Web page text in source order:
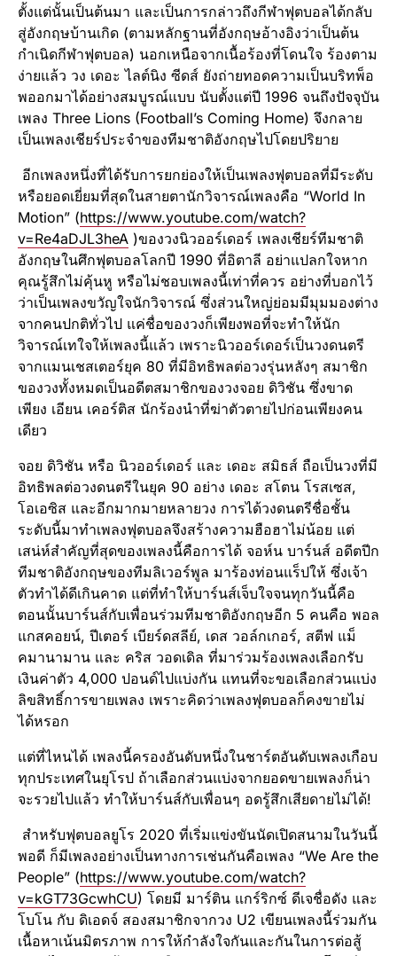
ตั้งแต่นั้นเป็นต้นมา และเป็นการกล่าวถึงกีฬาฟุตบอลได้กลับ
สู่อังกฤษบ้านเกิด (ตามหลักฐานที่อังกฤษอ้างอิงว่าเป็นต้น
กำเนิดกีฬาฟุตบอล) นอกเหนือจากเนื้อร้องที่โดนใจ ร้องตาม
ง่ายแล้ว วง เดอะ ไลต์นิง ซีดส์ ยังถ่ายทอดความเป็นบริทพ็อ
พออกมาได้อย่างสมบูรณ์แบบ นับตั้งแต่ปี 1996 จนถึงปัจจุบัน
เพลง Three Lions (Football’s Coming Home) จึงกลาย
เป็นเพลงเชียร์ประจำของทีมชาติอังกฤษไปโดยปริยาย
อีกเพลงหนึ่งที่ได้รับการยกย่องให้เป็นเพลงฟุตบอลที่มีระดับ
หรือยอดเยี่ยมที่สุดในสายตานักวิจารณ์เพลงคือ “World In
Motion” (https://www.youtube.com/watch?
v=Re4aDJL3heA )ของวงนิวออร์เดอร์ เพลงเชียร์ทีมชาติ
อังกฤษในศึกฟุตบอลโลกปี 1990 ที่อิตาลี อย่าแปลกใจหาก
คุณรู้สึกไม่คุ้นหู หรือไม่ชอบเพลงนี้เท่าที่ควร อย่างที่บอกไว้
ว่าเป็นเพลงขวัญใจนักวิจารณ์ ซึ่งส่วนใหญ่ย่อมมีมุมมองต่าง
จากคนปกติทั่วไป แค่ชื่อของวงก็เพียงพอที่จะทำให้นัก
วิจารณ์เทใจให้เพลงนี้แล้ว เพราะนิวออร์เดอร์เป็นวงดนตรี
จากแมนเชสเตอร์ยุค 80 ที่มีอิทธิพลต่อวงรุ่นหลังๆ สมาชิก
ของวงทั้งหมดเป็นอดีตสมาชิกของวงจอย ดิวิชัน ซึ่งขาด
เพียง เอียน เคอร์ติส นักร้องนำที่ฆ่าตัวตายไปก่อนเพียงคน
เดียว
จอย ดิวิชัน หรือ นิวออร์เดอร์ และ เดอะ สมิธส์ ถือเป็นวงที่มี
อิทธิพลต่อวงดนตรีในยุค 90 อย่าง เดอะ สโตน โรสเซส,
โอเอซิส และอีกมากมายหลายวง การได้วงดนตรีชื่อชั้น
ระดับนี้มาทำเพลงฟุตบอลจึงสร้างความฮือฮาไม่น้อย แต่
เสน่ห์สำคัญที่สุดของเพลงนี้คือการได้ จอห์น บาร์นส์ อดีตปีก
ทีมชาติอังกฤษของทีมลิเวอร์พูล มาร้องท่อนแร็ปให้ ซึ่งเจ้า
ตัวทำได้ดีเกินคาด แต่ที่ทำให้บาร์นส์เจ็บใจจนทุกวันนี้คือ
ตอนนั้นบาร์นส์กับเพื่อนร่วมทีมชาติอังกฤษอีก 5 คนคือ พอล
แกสคอยน์, ปีเตอร์ เบียร์ดสลีย์, เดส วอล์กเกอร์, สตีฟ แม็
คมานามาน และ คริส วอดเดิล ที่มาร่วมร้องเพลงเลือกรับ
เงินค่าตัว 4,000 ปอนด์ไปแบ่งกัน แทนที่จะขอเลือกส่วนแบ่ง
ลิขสิทธิ์การขายเพลง เพราะคิดว่าเพลงฟุตบอลก็คงขายไม่
ได้หรอก
แต่ที่ไหนได้ เพลงนี้ครองอันดับหนึ่งในชาร์ตอันดับเพลงเกือบ
ทุกประเทศในยุโรป ถ้าเลือกส่วนแบ่งจากยอดขายเพลงก็น่า
จะรวยไปแล้ว ทำให้บาร์นส์กับเพื่อนๆ อดรู้สึกเสียดายไม่ได้!
สำหรับฟุตบอลยูโร 2020 ที่เริ่มแข่งขันนัดเปิดสนามในวันนี้
พอดี ก็มีเพลงอย่างเป็นทางการเช่นกันคือเพลง “We Are the
People” (https://www.youtube.com/watch?
v=kGT73GcwhCU) โดยมี มาร์ติน แกร์ริกซ์ ดีเจชื่อดัง และ
โบโน กับ ดิเอดจ์ สองสมาชิกจากวง U2 เขียนเพลงนี้ร่วมกัน
เนื้อหาเน้นมิตรภาพ การให้กำลังใจกันและกันในการต่อสู้